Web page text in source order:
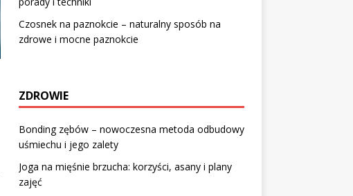
Czosnek na paznokcie – naturalny sposób na
zdrowe i mocne paznokcie
ZDROWIE
Bonding zębów – nowoczesna metoda odbudowy
uśmiechu i jego zalety
Joga na mięśnie brzucha: korzyści, asany i plany
zajęć